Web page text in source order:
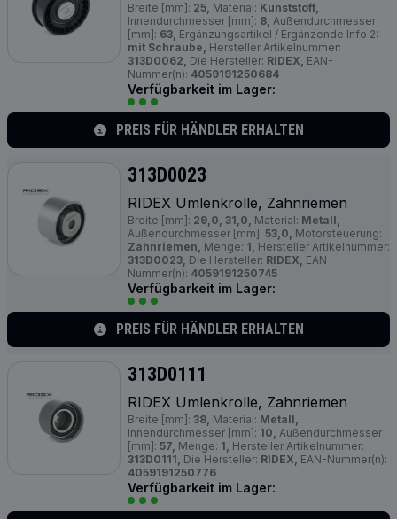
Breite [mm]: 25, Material: Kunststoff,
Innendurchmesser [mm]: 8, Außendurchmesser
[mm]: 63, Ergänzungsartikel / Ergänzende Info 2:
mit Schraube, Hersteller Artikelnummer:
313D0062, Die Hersteller: RIDEX, EAN-
Nummer(n): 4059191250684
Verfügbarkeit im Lager:
PREIS FÜR HÄNDLER ERHALTEN
313D0023
RIDEX Umlenkrolle, Zahnriemen
Breite [mm]: 29,0, 31,0, Material: Metall,
Außendurchmesser [mm]: 53,0, Motorsteuerung:
Zahnriemen, Menge: 1, Hersteller Artikelnummer:
313D0023, Die Hersteller: RIDEX, EAN-
Nummer(n): 4059191250745
Verfügbarkeit im Lager:
PREIS FÜR HÄNDLER ERHALTEN
313D0111
RIDEX Umlenkrolle, Zahnriemen
Breite [mm]: 38, Material: Metall,
Innendurchmesser [mm]: 10, Außendurchmesser
[mm]: 57, Menge: 1, Hersteller Artikelnummer:
313D0111, Die Hersteller: RIDEX, EAN-Nummer(n):
4059191250776
Verfügbarkeit im Lager: